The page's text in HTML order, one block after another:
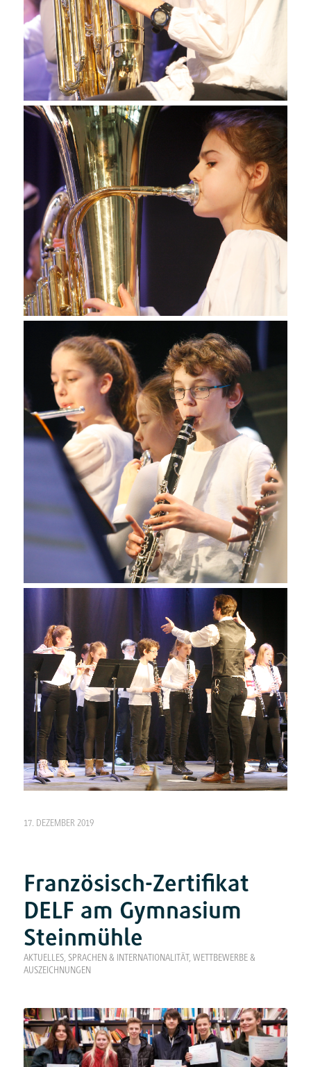
17. DEZEMBER 2019
Französisch-Zertifikat
DELF am Gymnasium
Steinmühle
AKTUELLES, SPRACHEN & INTERNATIONALITÄT, WETTBEWERBE &
AUSZEICHNUNGEN